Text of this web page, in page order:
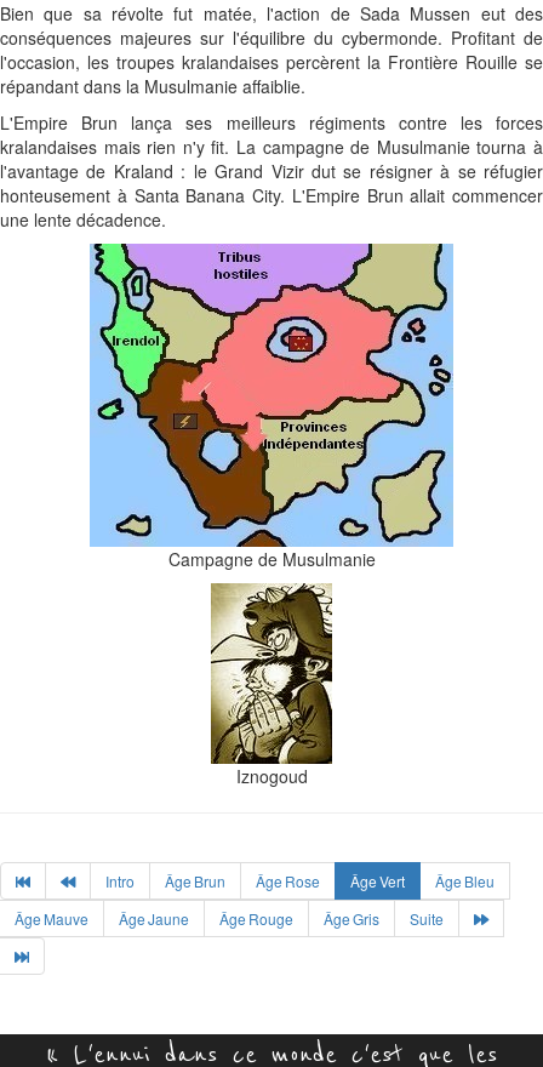
Bien que sa révolte fut matée, l'action de Sada Mussen eut des
conséquences majeures sur l'équilibre du cybermonde. Profitant de
l'occasion, les troupes kralandaises percèrent la Frontière Rouille se
répandant dans la Musulmanie affaiblie.
L'Empire Brun lança ses meilleurs régiments contre les forces
kralandaises mais rien n'y fit. La campagne de Musulmanie tourna à
l'avantage de Kraland : le Grand Vizir dut se résigner à se réfugier
honteusement à Santa Banana City. L'Empire Brun allait commencer
une lente décadence.
Campagne de Musulmanie
Iznogoud
Intro Âge Brun Âge Rose Âge Vert
Âge Bleu
Âge Mauve
Âge Jaune Âge Rouge Âge Gris Suite
« L'ennui dans ce monde c'est que les